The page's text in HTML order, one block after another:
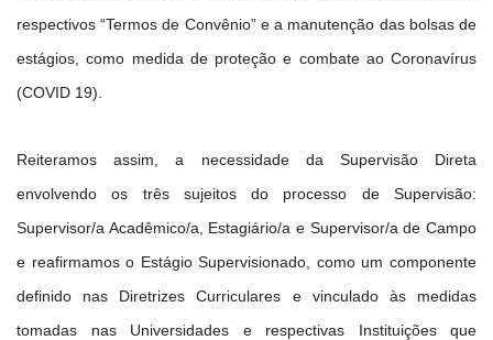
respectivos “Termos de Convênio” e a manutenção das bolsas de
estágios, como medida de proteção e combate ao Coronavírus
(COVID 19).
Reiteramos assim, a necessidade da Supervisão Direta
envolvendo os três sujeitos do processo de Supervisão:
Supervisor/a Acadêmico/a, Estagiário/a e Supervisor/a de Campo
e reafirmamos o Estágio Supervisionado, como um componente
definido nas Diretrizes Curriculares e vinculado às medidas
tomadas nas Universidades e respectivas Instituições que